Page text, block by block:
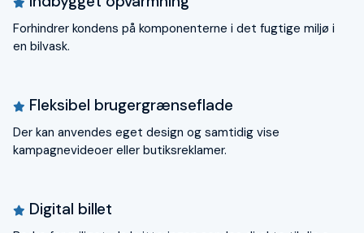
Forhindrer kondens på komponenterne i det fugtige miljø i
en bilvask.
Fleksibel brugergrænseflade
Der kan anvendes eget design og samtidig vise
kampagnevideoer eller butiksreklamer.
Digital billet